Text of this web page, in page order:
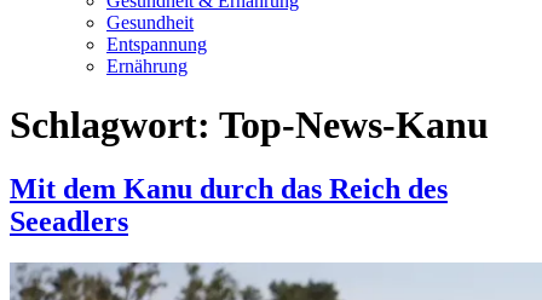
Gesundheit
Entspannung
Ernährung
Schlagwort: Top-News-Kanu
Mit dem Kanu durch das Reich des
Seeadlers